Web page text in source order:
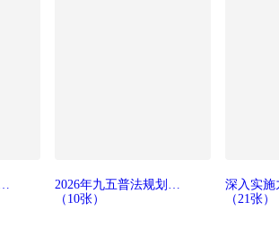
普法规划党建宣传栏展板素材
2026年九五普法规划开展学习贯彻展板素材
（10张）
（21张）